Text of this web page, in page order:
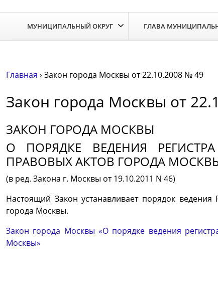
content
МУНИЦИПАЛЬНЫЙ ОКРУГ ГЛАВА
Главная › Закон города Москвы от 22.10.2008 № 49
Закон города Москвы от
ЗАКОН ГОРОДА МОСКВЫ
О ПОРЯДКЕ ВЕДЕНИЯ
ПРАВОВЫХ АКТОВ ГОРОДА
(в ред. Закона г. Москвы от 19.10.2011 N 46)
Настоящий Закон устанавливает порядок
города Москвы.
Закон города Москвы «О порядке ведения
Москвы»